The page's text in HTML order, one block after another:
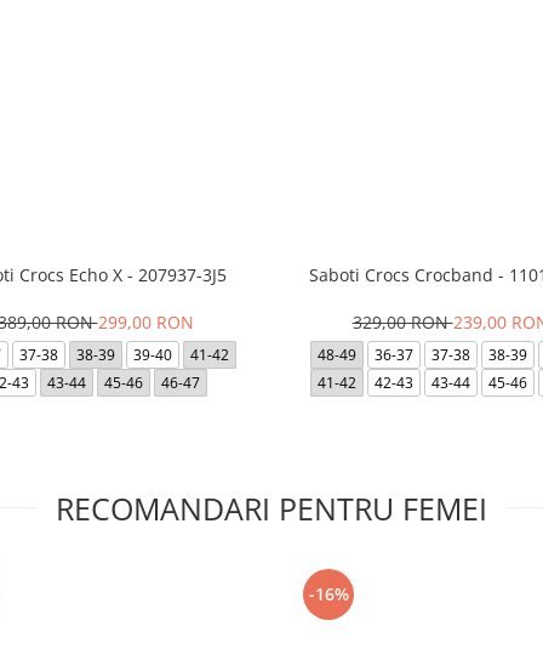
Crocs Echo X - 207937-3J5
RON299,00 RON
37-38 38-39 39-40
41-42
43
43-44 45-46 46-47
Saboti Crocs Crocband -
329,00 RON239,00
48-49 36-37 37-38
38-39
41-42
42-43 43-44 45-46
RECOMANDARI PENTRU FEMEI
-16%